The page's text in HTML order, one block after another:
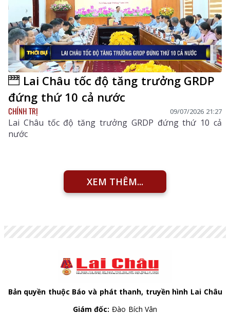
Lai Châu tốc độ tăng trưởng GRDP
đứng thứ 10 cả nước
CHÍNH TRỊ 09/07/2026 21:27
Lai Châu tốc độ tăng trưởng GRDP đứng thứ 10 cả
nước
XEM THÊM...
Bản quyền thuộc Báo và phát thanh, truyền hình Lai Châu
Giám đốc: Đào Bích Vân